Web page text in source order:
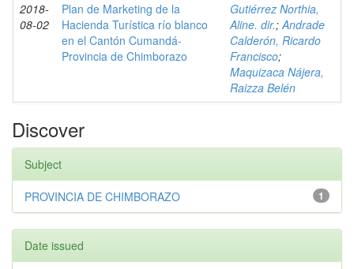
2018-
08-02
Plan de Marketing de la
Hacienda Turística río blanco
en el Cantón Cumandá-
Provincia de Chimborazo
Gutiérrez Northia,
Aline. dir.;Andrade
Calderón, Ricardo
Francisco;
Maquizaca Nájera,
Raizza Belén
Discover
Subject
1
PROVINCIA DE CHIMBORAZO
Date issued